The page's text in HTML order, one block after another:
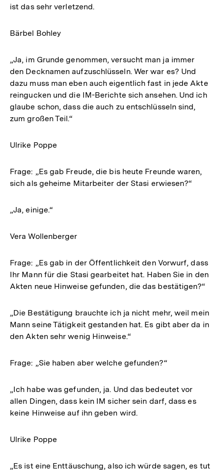
ist das sehr verletzend.
Bärbel Bohley
„Ja, im Grunde genommen, versucht man ja immer
den Decknamen aufzuschlüsseln. Wer war es? Und
dazu muss man eben auch eigentlich fast in jede Akte
reingucken und die IM-Berichte sich ansehen. Und ich
glaube schon, dass die auch zu entschlüsseln sind,
zum großen Teil.“
Ulrike Poppe
Frage: „Es gab Freude, die bis heute Freunde waren,
sich als geheime Mitarbeiter der Stasi erwiesen?“
„Ja, einige.“
Vera Wollenberger
Frage: „Es gab in der Öffentlichkeit den Vorwurf, dass
Ihr Mann für die Stasi gearbeitet hat. Haben Sie in den
Akten neue Hinweise gefunden, die das bestätigen?“
„Die Bestätigung brauchte ich ja nicht mehr, weil mein
Mann seine Tätigkeit gestanden hat. Es gibt aber da in
den Akten sehr wenig Hinweise.“
Frage: „Sie haben aber welche gefunden?“
„Ich habe was gefunden, ja. Und das bedeutet vor
allen Dingen, dass kein IM sicher sein darf, dass es
keine Hinweise auf ihn geben wird.
Ulrike Poppe
„Es ist eine Enttäuschung, also ich würde sagen, es tut